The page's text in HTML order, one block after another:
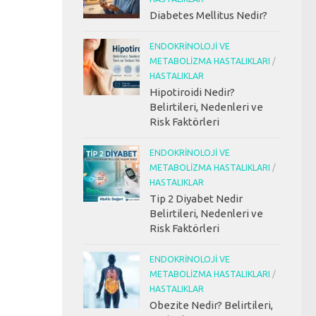
Diabetes Mellitus Nedir?
ENDOKRINOLOJI VE
METABOLIZMA HASTALIKLARI /
HASTALIKLAR
Hipotiroidi Nedir?
Belirtileri, Nedenleri ve
Risk Faktörleri
ENDOKRINOLOJI VE
METABOLIZMA HASTALIKLARI /
HASTALIKLAR
Tip 2 Diyabet Nedir
Belirtileri, Nedenleri ve
Risk Faktörleri
ENDOKRINOLOJI VE
METABOLIZMA HASTALIKLARI /
HASTALIKLAR
Obezite Nedir? Belirtileri,